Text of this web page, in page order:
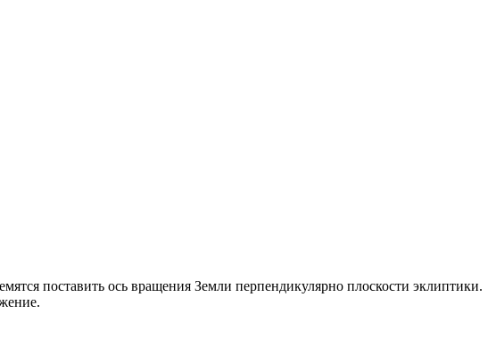
поставить ось вращения Земли перпендикулярно плоскости эклиптики.